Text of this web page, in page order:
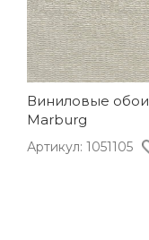
Виниловые обои
Marburg
Артикул: 1051105